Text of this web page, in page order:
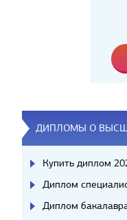
ДИПЛОМЫ О
Купить диплом
Диплом
Диплом